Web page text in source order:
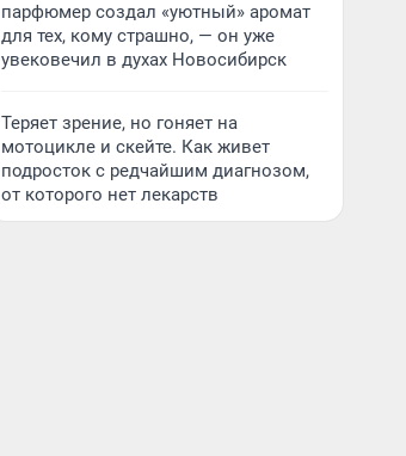
парфюмер создал «уютный» аромат
для тех, кому страшно, — он уже
увековечил в духах Новосибирск
Теряет зрение, но гоняет на
мотоцикле и скейте. Как живет
подросток с редчайшим диагнозом,
от которого нет лекарств